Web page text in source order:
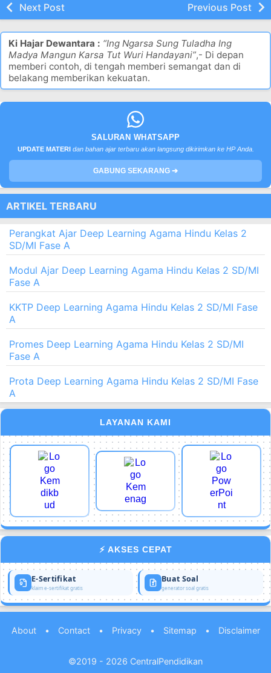
Next Post Previous Post
Ki Hajar Dewantara : “Ing Ngarsa Sung Tuladha Ing
Madya Mangun Karsa Tut Wuri Handayani”,- Di depan
memberi contoh, di tengah memberi semangat dan di
belakang memberikan kekuatan.
SALURAN WHATSAPP
UPDATE MATERI dan bahan ajar terbaru akan langsung dikirimkan ke HP Anda.
GABUNG SEKARANG ➔
ARTIKEL TERBARU
Perangkat Ajar Deep Learning Agama Hindu Kelas 2
SD/MI Fase A
Modul Ajar Deep Learning Agama Hindu Kelas 2 SD/MI
Fase A
KKTP Deep Learning Agama Hindu Kelas 2 SD/MI Fase
A
Promes Deep Learning Agama Hindu Kelas 2 SD/MI
Fase A
Prota Deep Learning Agama Hindu Kelas 2 SD/MI Fase
A
LAYANAN KAMI
⚡ AKSES CEPAT
E-Sertifikat
klaim e-sertifikat gratis
Buat Soal
generator soal gratis
About • Contact • Privacy • Sitemap • Disclaimer
©2019 - 2026 CentralPendidikan